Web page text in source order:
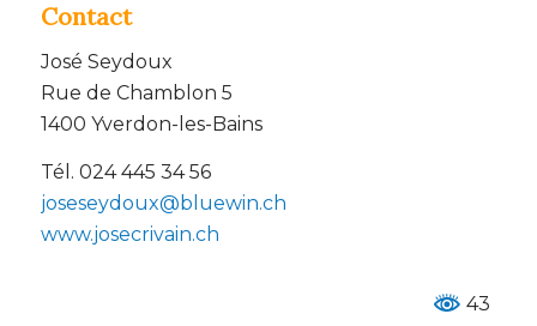
Contact
José Seydoux
Rue de Chamblon 5
1400 Yverdon-les-Bains
Tél. 024 445 34 56
joseseydoux@bluewin.ch
www.josecrivain.ch
43